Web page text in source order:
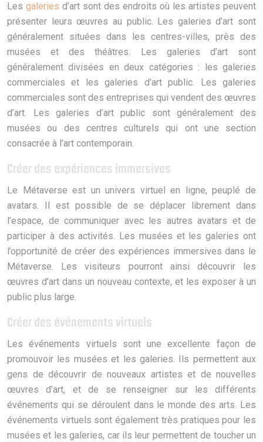
Les galeries d’art sont des endroits où les artistes peuvent
présenter leurs œuvres au public. Les galeries d’art sont
généralement situées dans les centres-villes, près des
musées et des théâtres. Les galeries d’art sont
généralement divisées en deux catégories : les galeries
commerciales et les galeries d’art public. Les galeries
commerciales sont des entreprises qui vendent des œuvres
d’art. Les galeries d’art public sont généralement des
musées ou des centres culturels qui ont une section
consacrée à l’art contemporain.
Créer des expériences immersives
Le Métaverse est un univers virtuel en ligne, peuplé de
avatars. Il est possible de se déplacer librement dans
l’espace, de communiquer avec les autres avatars et de
participer à des activités. Les musées et les galeries ont
l’opportunité de créer des expériences immersives dans le
Métaverse. Les visiteurs pourront ainsi découvrir les
œuvres d’art dans un nouveau contexte, et les exposer à un
public plus large.
Créer des événements virtuels
Les événements virtuels sont une excellente façon de
promouvoir les musées et les galeries. Ils permettent aux
gens de découvrir de nouveaux artistes et de nouvelles
œuvres d’art, et de se renseigner sur les différents
événements qui se déroulent dans le monde des arts. Les
événements virtuels sont également très pratiques pour les
musées et les galeries, car ils leur permettent de toucher un